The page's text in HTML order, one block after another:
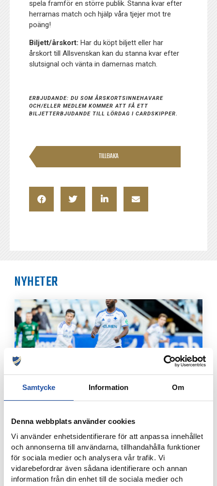
Samtycke Information Om
Denna webbplats använder cookies
Vi använder enhetsidentifierare för att anpassa innehållet
och annonserna till användarna, tillhandahålla funktioner
för sociala medier och analysera vår trafik. Vi
vidarebefordrar även sådana identifierare och annan
information från din enhet till de sociala medier och
spela framför en större publik. Stanna kvar efter
herrarnas match och hjälp våra tjejer mot tre
poäng!
Biljett/årskort: Har du köpt biljett eller har
årskort till Allsvenskan kan du stanna kvar efter
slutsignal och vänta in damernas match.
ERBJUDANDE: DU SOM ÅRSKORTSINNEHAVARE
OCH/ELLER MEDLEM KOMMER ATT FÅ ETT
BILJETTERBJUDANDE TILL LÖRDAG I CARDSKIPPER.
TILLBAKA
NYHETER
FARTFYLLD OCH TÄT MATCH I LIGACUPEN – KYLIAN
NÄTADE MOT DJURGÅRDEN